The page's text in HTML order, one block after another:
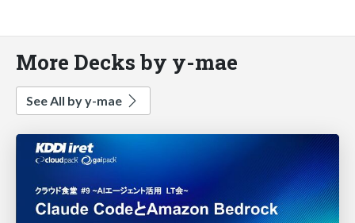
More Decks by y-mae
See All by y-mae